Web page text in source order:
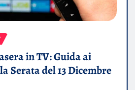
in TV: Guida ai
Serata del 13 Dicembre